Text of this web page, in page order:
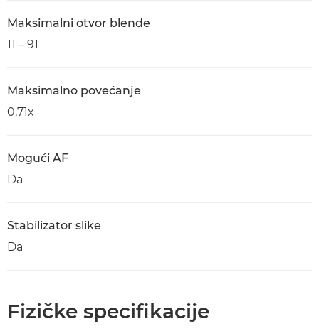
Maksimalni otvor blende
11 – 91
Maksimalno povećanje
0,71x
Mogući AF
Da
Stabilizator slike
Da
Fizičke specifikacije